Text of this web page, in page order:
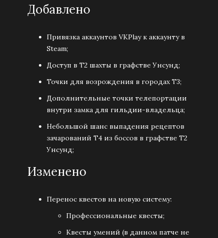
Добавлено
Привязка аккаунтов VKPlay к аккаунту в
Steam;
Доступ в Т2 шахты в графстве Унсунд;
Точки для возрождения в городах Т3;
Дополнительные точки телепортации
внутри замка для гильдии-владельца;
Небольшой шанс выпадения рецептов
зачарований Т4 из боссов в графстве Т2
Унсунд;
Изменено
Перенос квестов на новую систему:
Профессиональные квесты;
Квесты умений (в данном патче не